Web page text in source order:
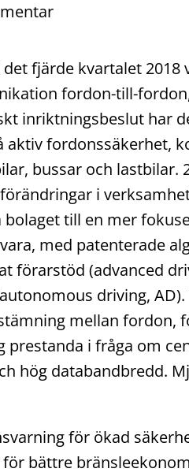
det fjärde kvartalet
fordon-till-
inriktningsbeslut har
aktiv fordonssäkerhet,
bussar och lastbilar.
i
bolaget till en mer
med patenterade
förarstöd (advanced
driving,
mellan fordon,
prestanda i fråga om
hög databandbredd.
för ökad
bättre